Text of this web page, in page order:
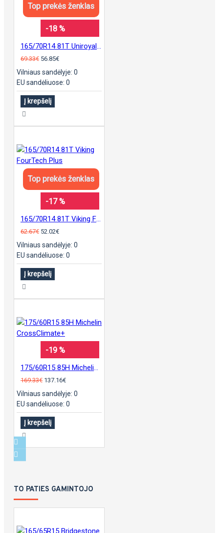
Top prekės ženklas
-18 %
69.33€ 56.85€
Vilniaus sandėlyje: 0
EU sandėliuose: 0
Į krepšelį
Top prekės ženklas
-17 %
62.67€ 52.02€
Vilniaus sandėlyje: 0
EU sandėliuose: 0
Į krepšelį
-19 %
169.33€ 137.16€
Vilniaus sandėlyje: 0
EU sandėliuose: 0
Į krepšelį
TO PATIES GAMINTOJO